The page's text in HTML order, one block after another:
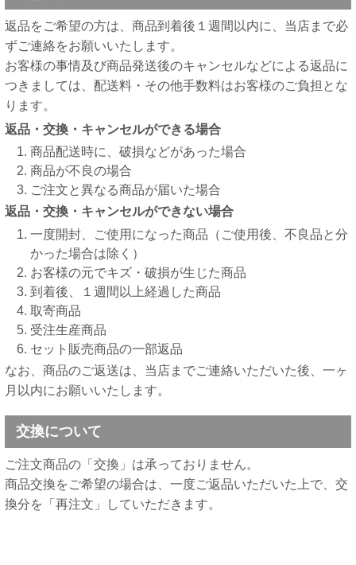
返品をご希望の方は、商品到着後１週間以内に、当店まで必
ずご連絡をお願いいたします。
お客様の事情及び商品発送後のキャンセルなどによる返品に
つきましては、配送料・その他手数料はお客様のご負担とな
ります。
返品・交換・キャンセルができる場合
商品配送時に、破損などがあった場合
商品が不良の場合
ご注文と異なる商品が届いた場合
返品・交換・キャンセルができない場合
一度開封、ご使用になった商品（ご使用後、不良品と分
かった場合は除く）
お客様の元でキズ・破損が生じた商品
到着後、１週間以上経過した商品
取寄商品
受注生産商品
セット販売商品の一部返品
なお、商品のご返送は、当店までご連絡いただいた後、一ヶ
月以内にお願いいたします。
交換について
ご注文商品の「交換」は承っておりません。
商品交換をご希望の場合は、一度ご返品いただいた上で、交
換分を「再注文」していただきます。